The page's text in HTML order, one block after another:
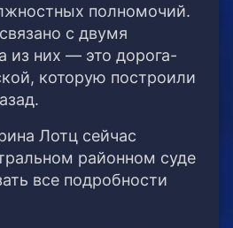
полномочий.
с двумя
из них — это дорога-
которую построили
Лотц сейчас
районном суде
все подробности